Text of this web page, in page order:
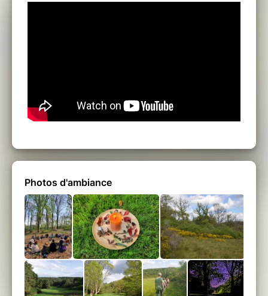
Photos d'ambiance